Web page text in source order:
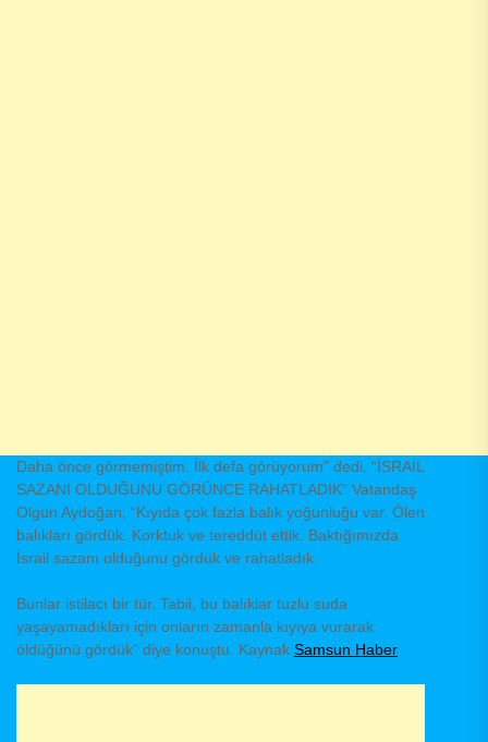
Daha önce görmemiştim. İlk defa görüyorum” dedi. “İSRAİL
SAZANI OLDUĞUNU GÖRÜNCE RAHATLADIK” Vatandaş
Olgun Aydoğan, “Kıyıda çok fazla balık yoğunluğu var. Ölen
balıkları gördük. Korktuk ve tereddüt ettik. Baktığımızda
İsrail sazanı olduğunu gördük ve rahatladık.
Bunlar istilacı bir tür. Tabii, bu balıklar tuzlu suda
yaşayamadıkları için onların zamanla kıyıya vurarak
öldüğünü gördük” diye konuştu. Kaynak Samsun Haber